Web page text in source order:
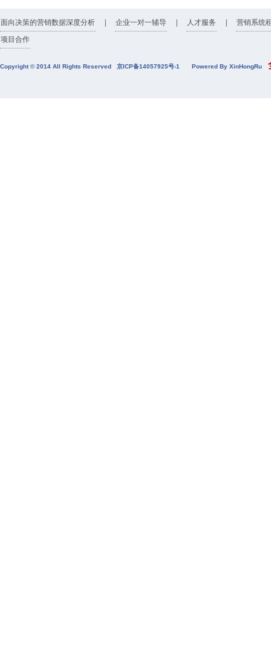
面向决策的营销数据深度分析 企业一对一辅导 人才服务
营销系统
项目合作
Copyright © 2014 All Rights Reserved 京ICP备14057925号-1 Powered By XinHongRu